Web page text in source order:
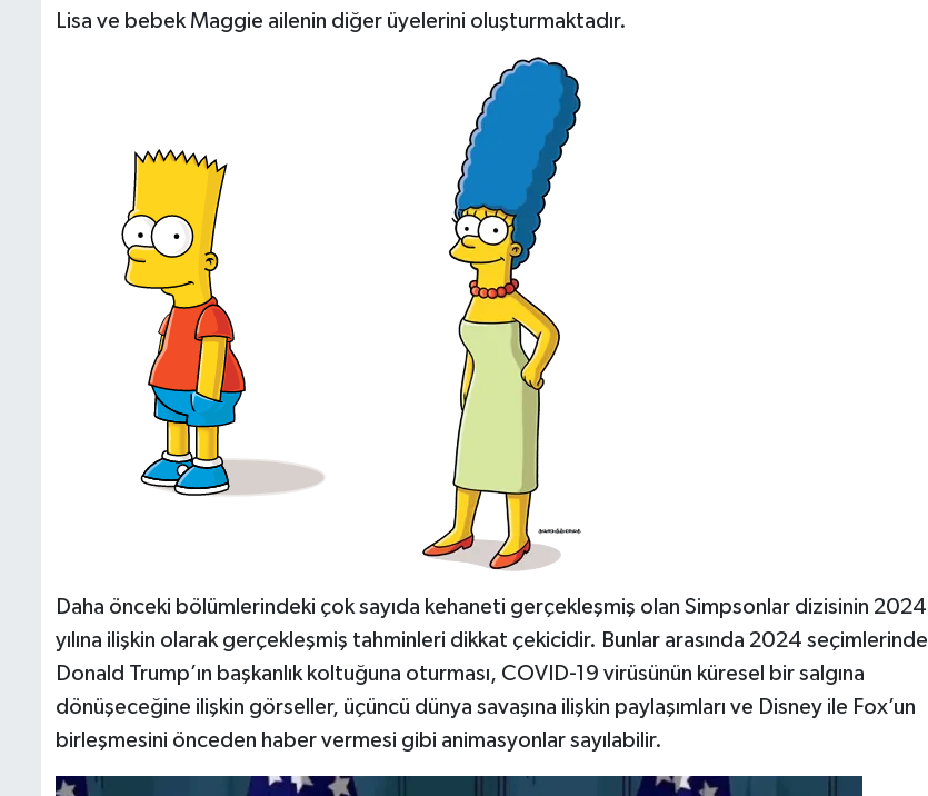
Lisa ve bebek Maggie ailenin diğer üyelerini oluşturmaktadır.
Daha önceki bölümlerindeki çok sayıda kehaneti gerçekleşmiş olan Simpsonlar dizisinin 2024
yılına ilişkin olarak gerçekleşmiş tahminleri dikkat çekicidir. Bunlar arasında 2024 seçimlerinde
Donald Trump’ın başkanlık koltuğuna oturması, COVID-19 virüsünün küresel bir salgına
dönüşeceğine ilişkin görseller, üçüncü dünya savaşına ilişkin paylaşımları ve Disney ile Fox’un
birleşmesini önceden haber vermesi gibi animasyonlar sayılabilir.